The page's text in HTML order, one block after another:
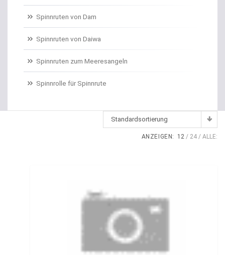
Standardsortierung
ANZEIGEN: 12 24 ALLE:
Drop Shot Haken
Drop Shot Ruten
Dropshot gebunden
Dropshot Haken
Echolote
Elektromotor Ersatzteile
Spinnruten von Dam
Spinnruten von Daiwa
Spinnruten zum Meeresangeln
Spinnrolle für Spinnrute